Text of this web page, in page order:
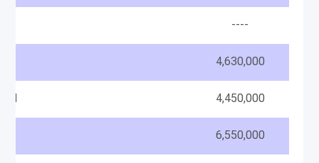
----
4,630,000
4,450,000
6,550,000